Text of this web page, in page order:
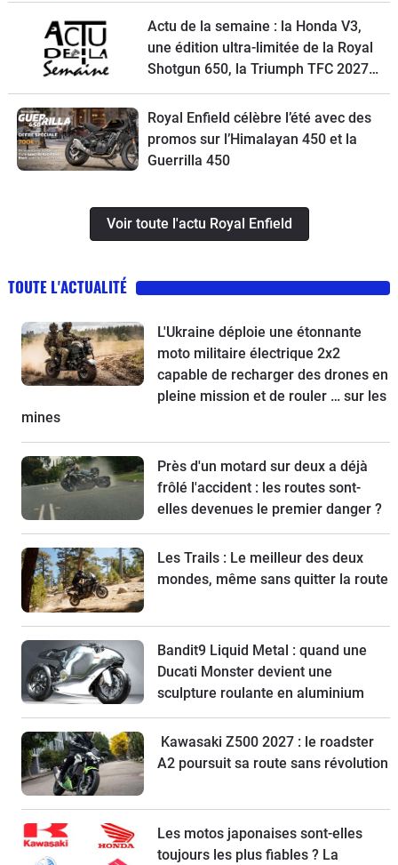
Actu de la semaine : la Honda V3,
une édition ultra-limitée de la Royal
Shotgun 650, la Triumph TFC 2027,
un petit trail Hero et la Macbor
Shifter 125 EVO à l’essai
Royal Enfield célèbre l’été avec des
promos sur l’Himalayan 450 et la
Guerrilla 450
Voir toute l'actu Royal Enfield
TOUTE L'ACTUALITÉ
L'Ukraine déploie une étonnante
moto militaire électrique 2x2
capable de recharger des drones en
pleine mission et de rouler … sur les
mines
Près d'un motard sur deux a déjà
frôlé l'accident : les routes sont-
elles devenues le premier danger ?
Les Trails : Le meilleur des deux
mondes, même sans quitter la route
Bandit9 Liquid Metal : quand une
Ducati Monster devient une
sculpture roulante en aluminium
Kawasaki Z500 2027 : le roadster
A2 poursuit sa route sans révolution
Les motos japonaises sont-elles
toujours les plus fiables ? La